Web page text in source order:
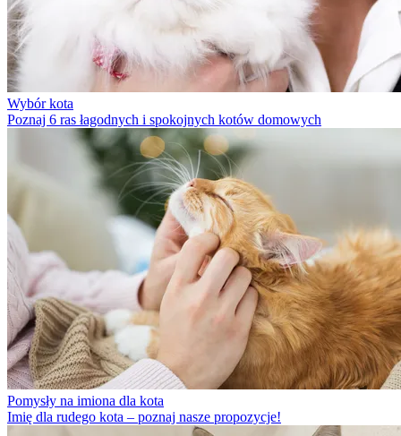
Wybór kota
Poznaj 6 ras łagodnych i spokojnych kotów domowych
Pomysły na imiona dla kota
Imię dla rudego kota – poznaj nasze propozycje!